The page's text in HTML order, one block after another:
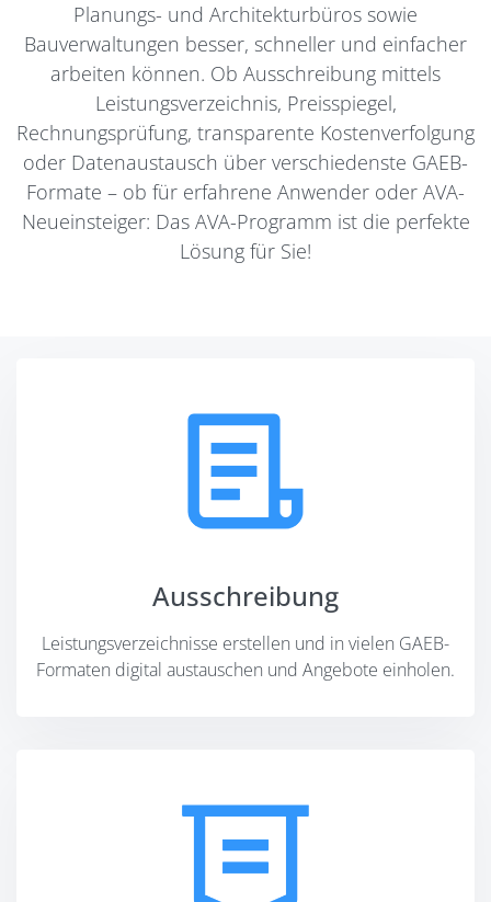
Planungs- und Architekturbüros sowie
Bauverwaltungen besser, schneller und einfacher
arbeiten können. Ob Ausschreibung mittels
Leistungsverzeichnis, Preisspiegel,
Rechnungsprüfung, transparente Kostenverfolgung
oder Datenaustausch über verschiedenste GAEB-
Formate – ob für erfahrene Anwender oder AVA-
Neueinsteiger: Das AVA-Programm ist die perfekte
Lösung für Sie!
Ausschreibung
Leistungsverzeichnisse erstellen und in vielen GAEB-
Formaten digital austauschen und Angebote einholen.